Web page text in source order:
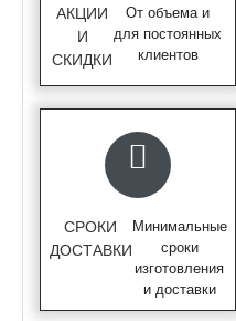
АКЦИИ
И
СКИДКИ
От объема и
для постоянных
клиентов
СРОКИ
ДОСТАВКИ
Минимальные
сроки
изготовления
и доставки